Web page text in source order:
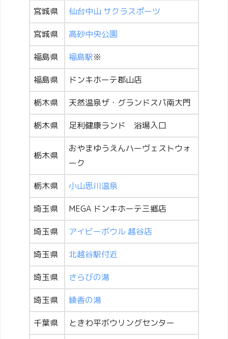
宮城県 仙台中山 サクラスポーツ
宮城県 高砂中央公園
福島県 福島駅※
福島県 ドンキホーテ郡山店
栃木県 天然温泉ザ・グランドスパ南大門
栃木県 足利健康ランド 浴場入口
栃木県
おやまゆうえんハーヴェストウォ
ーク
栃木県 小山思川温泉
埼玉県 MEGA ドンキホーテ三郷店
埼玉県 アイビーボウル 越谷店
埼玉県 北越谷駅付近
埼玉県 さらびの湯
埼玉県 綾香の湯
千葉県 ときわ平ボウリングセンター